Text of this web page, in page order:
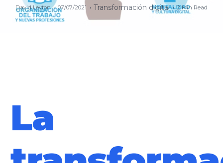
David Leyton 07/07/2021 Transformación digital 2 Min Read
La